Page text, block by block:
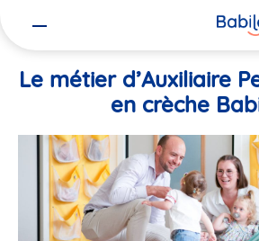
Le métier d’Auxiliaire
en crèche